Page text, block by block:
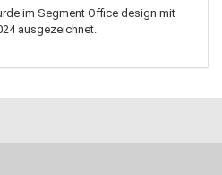
im Segment Office design mit
ausgezeichnet.